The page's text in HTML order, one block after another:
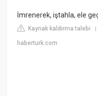
İmrenerek, iştahla, ele
Kaynak kaldırma talebi
haberturk.com